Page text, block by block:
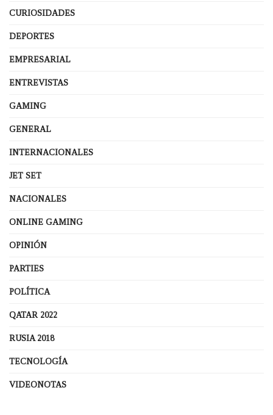
CURIOSIDADES
DEPORTES
EMPRESARIAL
ENTREVISTAS
GAMING
GENERAL
INTERNACIONALES
JET SET
NACIONALES
ONLINE GAMING
OPINIÓN
PARTIES
POLÍTICA
QATAR 2022
RUSIA 2018
TECNOLOGÍA
VIDEONOTAS